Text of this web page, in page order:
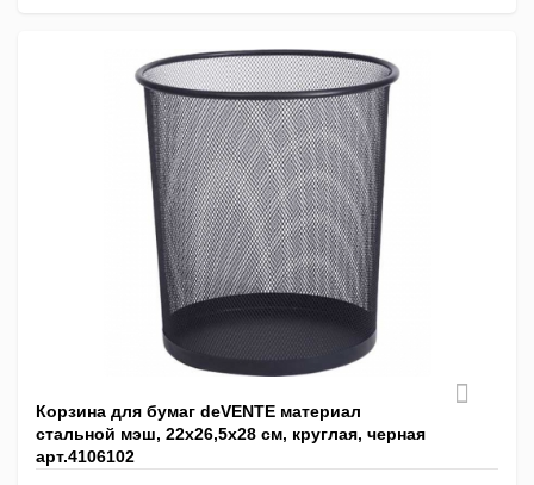
Корзина для бумаг deVENTE материал
стальной мэш, 22x26,5x28 см, круглая, черная
арт.4106102